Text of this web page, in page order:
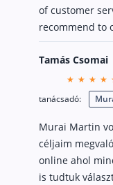
of customer
recommend to
Tamás Csomai
tanácsadó:
Murai Martin
céljaim
online ahol
is tudtuk